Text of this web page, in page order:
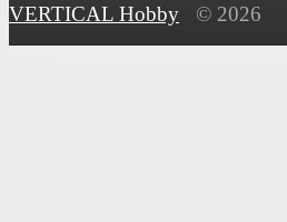
VERTICAL Hobby © 2026